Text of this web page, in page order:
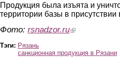
Продукция была изъята и
территории базы в
Фото: rsnadzor.ru(link is external)
Тэги: Рязань
санкционная продукция в Рязани